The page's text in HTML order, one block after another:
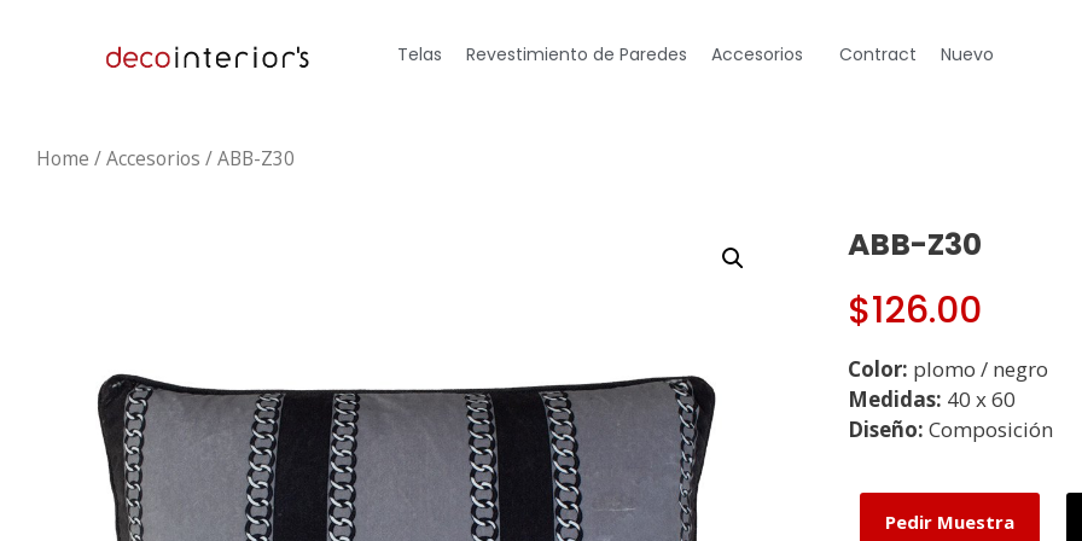
Telas Revestimiento de Paredes Accesorios Contract Nuevo
Home /Accesorios / ABB-Z30
ABB-Z30
$126.00
Color: plomo / negro
Medidas: 40 x 60
Diseño: Composición
Pedir Muestra